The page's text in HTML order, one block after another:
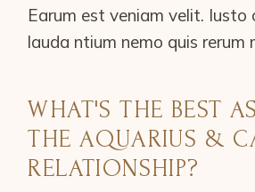
Earum est veniam velit. Iusto
lauda ntium nemo quis rerum
WHAT'S THE BEST
THE AQUARIUS &
RELATIONSHIP?